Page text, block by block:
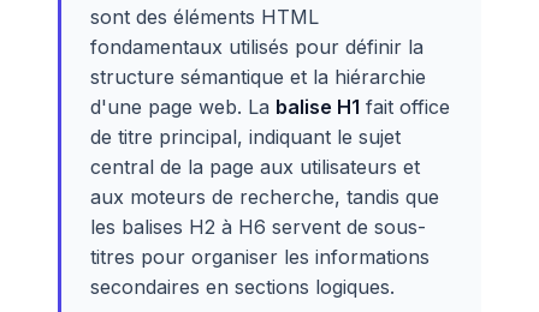
sont des éléments HTML
fondamentaux utilisés pour définir la
structure sémantique et la hiérarchie
d'une page web. La balise H1 fait office
de titre principal, indiquant le sujet
central de la page aux utilisateurs et
aux moteurs de recherche, tandis que
les balises H2 à H6 servent de sous-
titres pour organiser les informations
secondaires en sections logiques.